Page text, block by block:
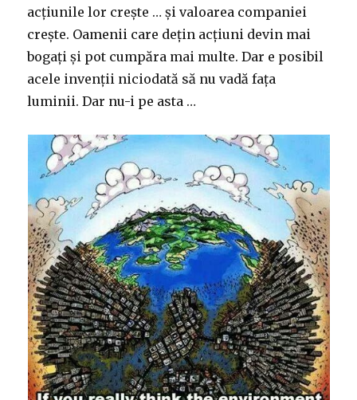
acțiunile lor crește … și valoarea companiei
crește. Oamenii care dețin acțiuni devin mai
bogați și pot cumpăra mai multe. Dar e posibil
acele invenții niciodată să nu vadă fața
luminii. Dar nu-i pe asta …